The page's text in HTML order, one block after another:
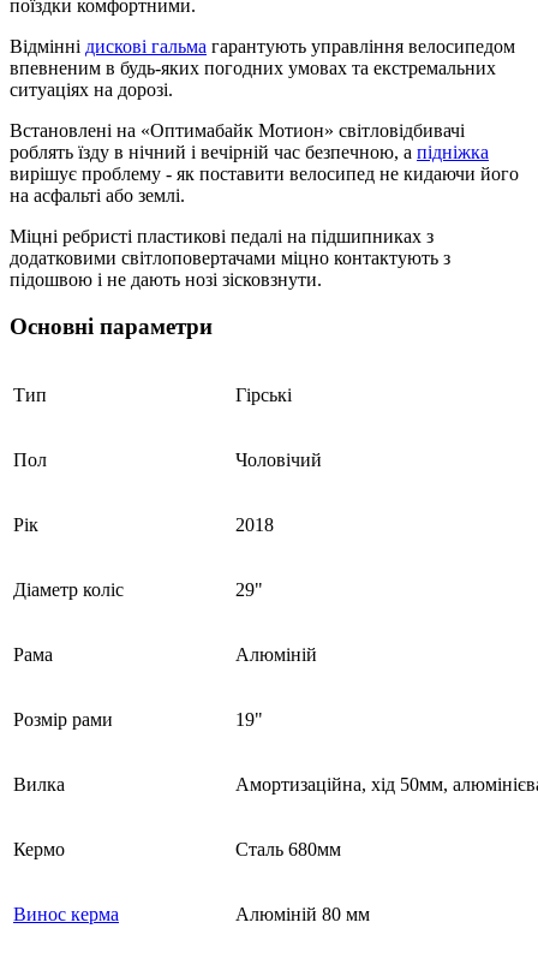
поїздки комфортними.
Відмінні дискові гальма гарантують управління велосипедом
впевненим в будь-яких погодних умовах та екстремальних
ситуаціях на дорозі.
Встановлені на «Оптимабайк Мотион» світловідбивачі
роблять їзду в нічний і вечірній час безпечною, а підніжка
вирішує проблему - як поставити велосипед не кидаючи його
на асфальті або землі.
Mіцні ребристі пластикові педалі на підшипниках з
додатковими світлоповертачами міцно контактують з
підошвою і не дають нозі зісковзнути.
Основні параметри
Тип Гірські
Пол Чоловічий
Рік 2018
Діаметр коліс 29"
Рама Алюміній
Розмір рами 19"
Вилка Амортизаційна, хід 50мм,
Кермо Сталь 680мм
Винос керма Алюміній 80 мм